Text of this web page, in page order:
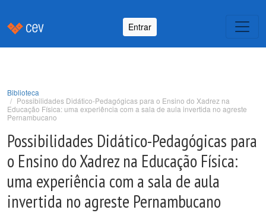
Entrar
Biblioteca
Possibilidades Didático-Pedagógicas para o Ensino do Xadrez na
Educação Física: uma experiência com a sala de aula invertida no agreste
Pernambucano
Possibilidades Didático-Pedagógicas para
o Ensino do Xadrez na Educação Física:
uma experiência com a sala de aula
invertida no agreste Pernambucano